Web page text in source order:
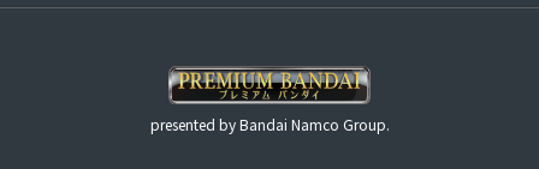
presented by Bandai Namco Group.